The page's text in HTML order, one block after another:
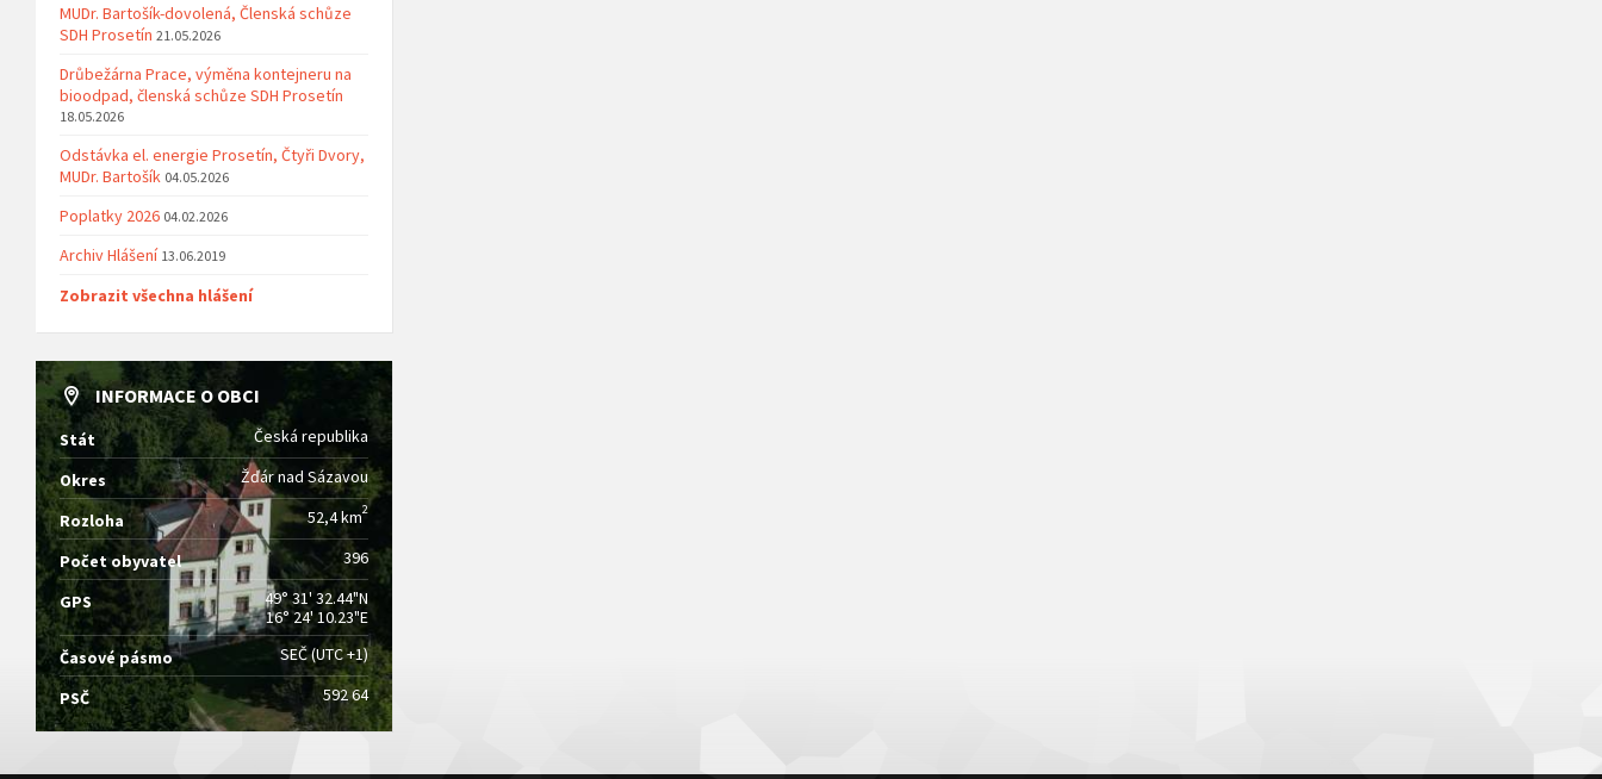
MUDr. Bartošík-dovolená, Členská schůze
SDH Prosetín 21.05.2026
Drůbežárna Prace, výměna kontejneru na
bioodpad, členská schůze SDH Prosetín
18.05.2026
Odstávka el. energie Prosetín, Čtyři Dvory,
MUDr. Bartošík 04.05.2026
Poplatky 2026 04.02.2026
Archiv Hlášení 13.06.2019
Zobrazit všechna hlášení
INFORMACE O OBCI
Stát Česká republika
Okres Žďár nad Sázavou
Rozloha 52,4 km2
Počet obyvatel 396
GPS
49° 31' 32.44"N
16° 24' 10.23"E
Časové pásmo
SEČ (UTC +1)
PSČ 592 64